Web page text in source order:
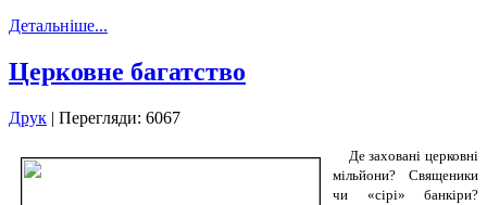
Детальніше...
Церковне багатство
Друк | Перегляди: 6067
Де заховані церковні
мільйони? Священики
чи «сірі» банкіри?